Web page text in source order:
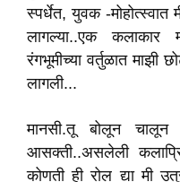
स्पर्धेत, युवक -मोहोत्स्वात
लागल्या..एक कलाकार
रंगभूमीच्या वर्तुळात माझी
लागली...
मानसी.तू बोलून चालून
आसक्ती..असलेली
कोणती ही रोल द्या मी